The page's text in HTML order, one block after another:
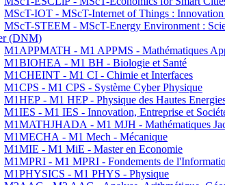
MScT-IOT - MScT-Internet of Things :
MScT-STEEM - MScT-Energy Environment :
(DNM)
M1APPMATH - M1 APPMS - Mathématiques
M1BIOHEA - M1 BH - Biologie et Santé
M1CHEINT - M1 CI - Chimie et Interfaces
M1CPS - M1 CPS - Système Cyber Physique
M1HEP - M1 HEP - Physique des Hautes
M1IES - M1 IES - Innovation, Entreprise et
M1MATHJHADA - M1 MJH - Mathématiques
M1MECHA - M1 Mech - Mécanique
M1MIE - M1 MiE - Master en Economie
M1MPRI - M1 MPRI - Fondements de
M1PHYSICS - M1 PHYS - Physique